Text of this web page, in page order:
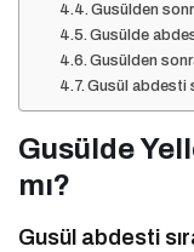
Gusülden
Gusülde
Gusülden
Gusül abdesti
Gusülde
mı?
Gusül abdesti